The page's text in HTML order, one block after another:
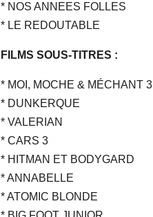
* NOS ANNEES FOLLES
* LE REDOUTABLE
FILMS SOUS-TITRES :
* MOI, MOCHE & MÉCHANT 3
* DUNKERQUE
* VALERIAN
* CARS 3
* HITMAN ET BODYGARD
* ANNABELLE
* ATOMIC BLONDE